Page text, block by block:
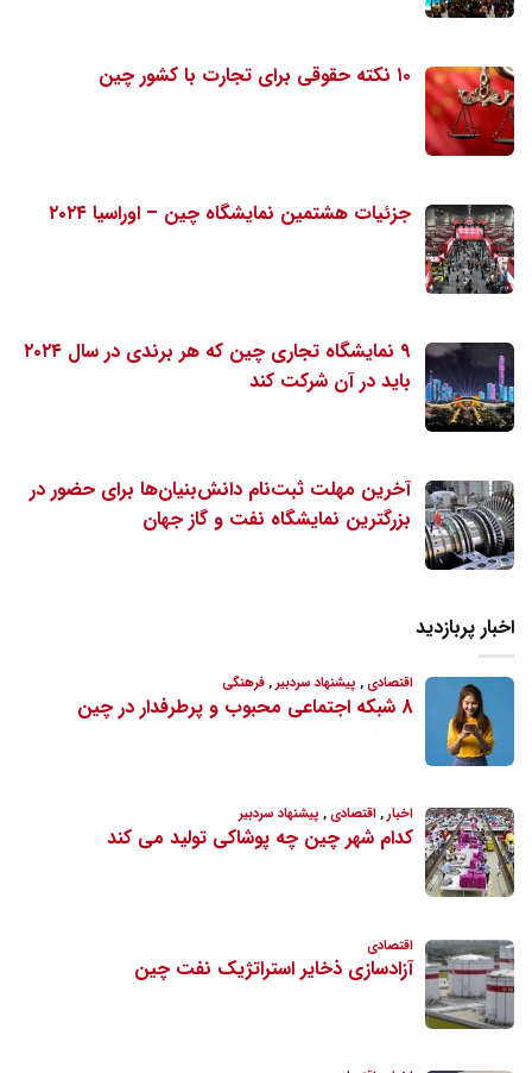
۱۰ نکته حقوقی برای تجارت با کشور چین
جزئیات هشتمین نمایشگاه چین – اوراسیا ۲۰۲۴
۹ نمایشگاه تجاری چین که هر برندی در سال ۲۰۲۴
باید در آن شرکت کند
آخرین مهلت ثبت‌نام دانش‌بنیان‌ها برای حضور در
بزرگترین نمایشگاه نفت و گاز جهان
اخبار پربازدید